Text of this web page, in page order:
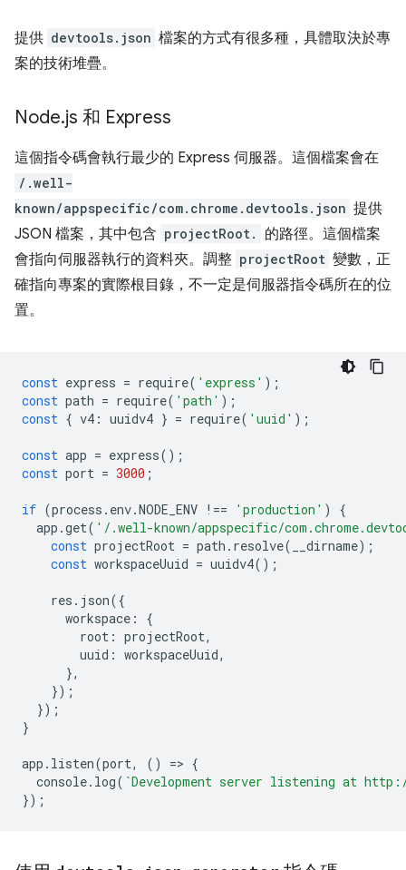
提供 devtools.json 檔案的方式有很多種，具體取決於專
案的技術堆疊。
Node.js 和 Express
這個指令碼會執行最少的 Express 伺服器。這個檔案會在
/.well-
known/appspecific/com.chrome.devtools.json 提供
JSON 檔案，其中包含 projectRoot.
的路徑。這個檔案
會指向伺服器執行的資料夾。調整 projectRoot 變數，正
確指向專案的實際根目錄，不一定是伺服器指令碼所在的位
置。
const express = require( 'express' );
const path = require( 'path' );
const { v4 : uuidv4 } = require( 'uuid' );
const app = express();
const port = 3000 ;
if (process . env.NODE_ENV !== 'production' )
{
app .get( '/.well-known/appspecific/
const projectRoot = path . resolve( __dirname);
const workspaceUuid = uuidv4();
res . json({
workspace :
{
root : projectRoot,
uuid : workspaceUuid,
},
});
});
}
app . listen(port, () => {
console. log( `Development server listening at
});